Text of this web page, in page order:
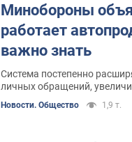
Минобороны
работает
важно знать
Система постепенно
личных обращений,
Новости. Общество 1,9 т.